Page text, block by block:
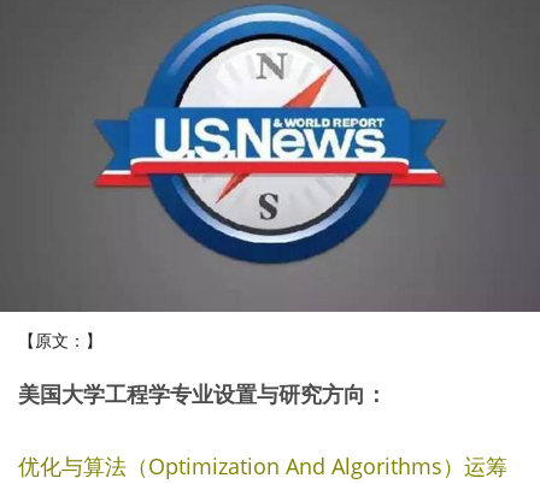
【原文：】
美国大学工程学专业设置与研究方向：
优化与算法（Optimization And Algorithms）运筹